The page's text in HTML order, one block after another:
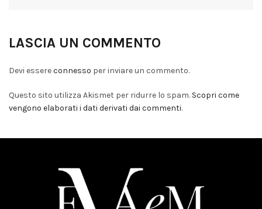
LASCIA UN COMMENTO
Devi essereconnesso per inviare un commento.
Questo sito utilizza Akismet per ridurre lo spam. Scopri come
vengono elaborati i dati derivati dai commenti.